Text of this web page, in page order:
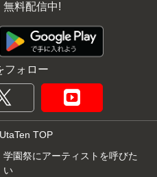
無料配信中!
フォロー
UtaTen TOP
学園祭にアーティストを呼びた
い